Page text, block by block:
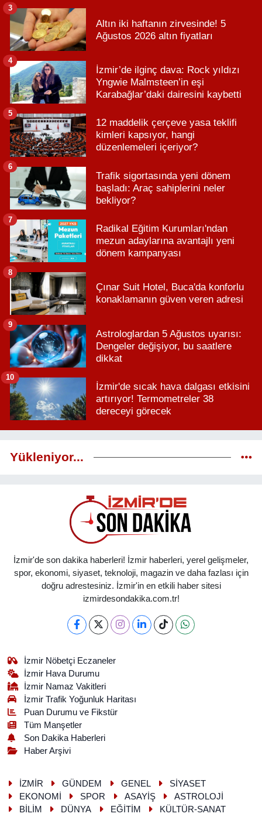
Altın iki haftanın zirvesinde! 5
Ağustos 2026 altın fiyatları
3
İzmir’de ilginç dava: Rock yıldızı
Yngwie Malmsteen’in eşi
Karabağlar’daki dairesini kaybetti
4
12 maddelik çerçeve yasa teklifi
kimleri kapsıyor, hangi
düzenlemeleri içeriyor?
5
Trafik sigortasında yeni dönem
başladı: Araç sahiplerini neler
bekliyor?
6
Radikal Eğitim Kurumları'ndan
mezun adaylarına avantajlı yeni
dönem kampanyası
7
Çınar Suit Hotel, Buca'da konforlu
konaklamanın güven veren adresi
8
Astrologlardan 5 Ağustos uyarısı:
Dengeler değişiyor, bu saatlere
dikkat
9
İzmir'de sıcak hava dalgası etkisini
artırıyor! Termometreler 38
dereceyi görecek
10
Yükleniyor...
İzmir'de son dakika haberleri! İzmir haberleri, yerel gelişmeler,
spor, ekonomi, siyaset, teknoloji, magazin ve daha fazlası için
doğru adrestesiniz. İzmir'in en etkili haber sitesi
izmirdesondakika.com.tr!
İzmir Nöbetçi Eczaneler
İzmir Hava Durumu
İzmir Namaz Vakitleri
İzmir Trafik Yoğunluk Haritası
Puan Durumu ve Fikstür
Tüm Manşetler
Son Dakika Haberleri
Haber Arşivi
İZMİR GÜNDEM GENEL
SİYASET
EKONOMİ
SPOR ASAYİŞ
ASTROLOJİ
BİLİM
DÜNYA EĞİTİM KÜLTÜR-SANAT